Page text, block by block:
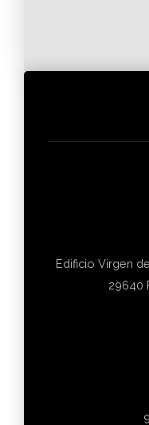
Edificio Virgen
29640